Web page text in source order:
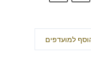
למועדפים